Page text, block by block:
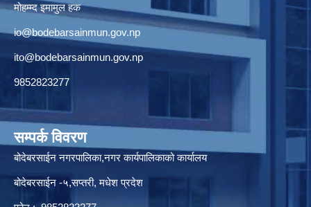
मोहम्म्द इमामुल हक
io@bodebarsainmun.gov.np
ito@bodebarsainmun.gov.np
9852823277
सम्पर्क विवरण
बोदेबरसाईन नगरपालिका,नगर कार्यपालिकाको कार्यालय
बोदेबरसाईन -५,सप्तरी, मधेश प्रदेश